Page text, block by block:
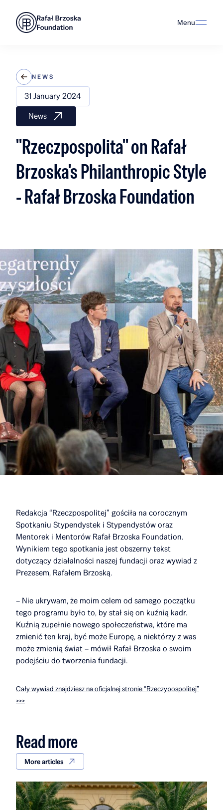
Menu
NEWS
31 January 2024
News
"Rzeczpospolita" on Rafał
Brzoska's Philanthropic Style
- Rafał Brzoska Foundation
Redakcja “Rzeczpospolitej” gościła na corocznym
Spotkaniu Stypendystek i Stypendystów oraz
Mentorek i Mentorów Rafał Brzoska Foundation.
Wynikiem tego spotkania jest obszerny tekst
dotyczący działalności naszej fundacji oraz wywiad z
Prezesem, Rafałem Brzoską.
– Nie ukrywam, że moim celem od samego początku
tego programu było to, by stał się on kuźnią kadr.
Kuźnią zupełnie nowego społeczeństwa, które ma
zmienić ten kraj, być może Europę, a niektórzy z was
może zmienią świat – mówił Rafał Brzoska o swoim
podejściu do tworzenia fundacji.
Cały wywiad znajdziesz na oficjalnej stronie “Rzeczypospolitej”
>>>
Read more
More articles